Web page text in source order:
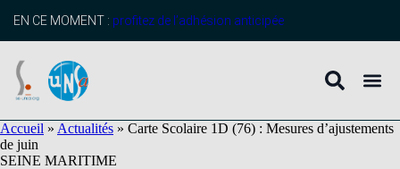
principal
EN CE MOMENT : profitez de l’adhésion anticipée
Accueil » Actualités » Carte Scolaire 1D (76) : Mesures d’ajustements
de juin
SEINE MARITIME